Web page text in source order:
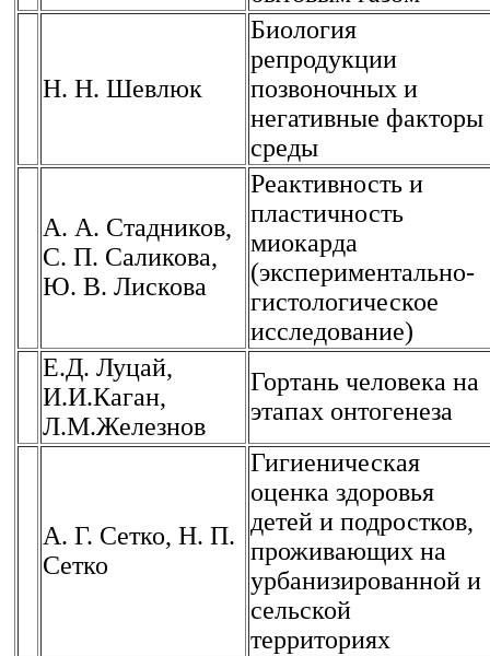
Н. Н. Шевлюк
Биология
репродукции
позвоночных и
негативные факторы
среды
А. А. Стадников,
С. П. Саликова,
Ю. В. Лискова
Реактивность и
пластичность
миокарда
(экспериментально-
гистологическое
исследование)
Е.Д. Луцай,
И.И.Каган,
Л.М.Железнов
Гортань человека на
этапах онтогенеза
А. Г. Сетко, Н. П.
Сетко
Гигиеническая
оценка здоровья
детей и подростков,
проживающих на
урбанизированной и
сельской
территориях